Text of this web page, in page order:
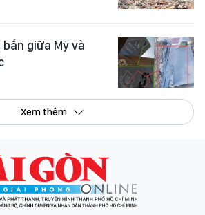
giữa Mỹ và
Xem thêm